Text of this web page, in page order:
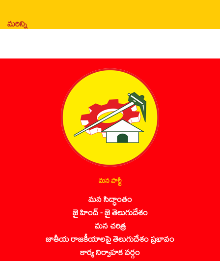
మరిన్ని
మన పార్టీ
మన సిద్ధాంతం
జై హింద్ - జై తెలుగుదేశం
మన చరిత్ర
జాతీయ రాజకీయాలపై తెలుగుదేశం ప్రభావం
కార్య నిర్వాహక వర్గం